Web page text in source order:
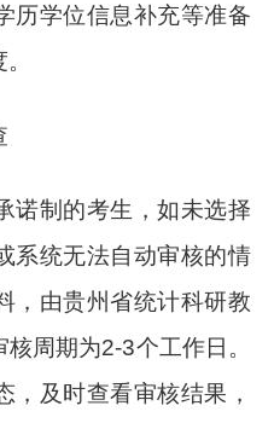
历学位信息补充等准备
诺制的考生，如未选择
系统无法自动审核的情
，由贵州省统计科研教
周期为2-3个工作日。
，及时查看审核结果，